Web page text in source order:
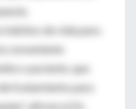
hábitos de vida para
conveniente
paciente, que
tratamiento para
afirmó el Dr.